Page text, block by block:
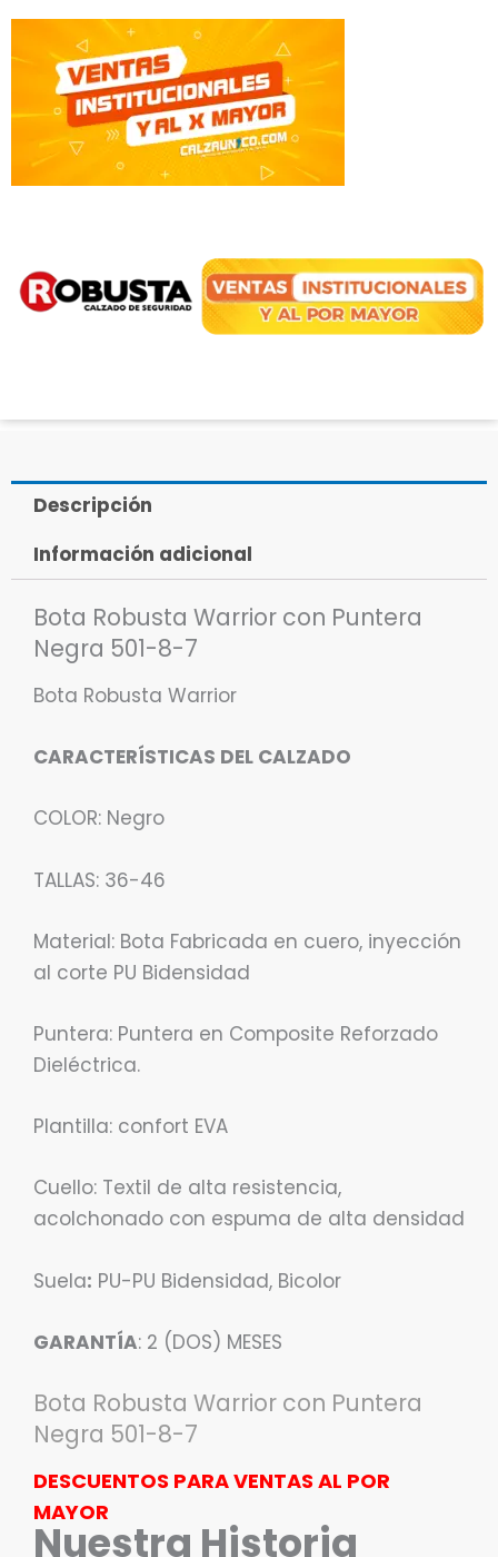
Descripción
Información adicional
Bota Robusta Warrior con Puntera
Negra 501-8-7
Bota Robusta Warrior
CARACTERÍSTICAS DEL CALZADO
COLOR: Negro
TALLAS: 36-46
Material: Bota Fabricada en cuero, inyección
al corte PU Bidensidad
Puntera: Puntera en Composite Reforzado
Dieléctrica.
Plantilla: confort EVA
Cuello: Textil de alta resistencia,
acolchonado con espuma de alta densidad
Suela: PU-PU Bidensidad, Bicolor
GARANTÍA: 2 (DOS) MESES
Bota Robusta Warrior con Puntera
Negra 501-8-7
DESCUENTOS PARA VENTAS AL POR
MAYOR
Nuestra Historia